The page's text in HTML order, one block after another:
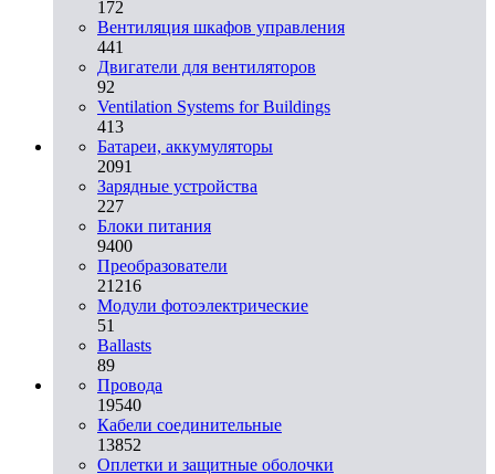
172
Вентиляция шкафов управления
441
Двигатели для вентиляторов
92
Ventilation Systems for Buildings
413
Батареи, аккумуляторы
2091
Зарядные устройства
227
Блоки питания
9400
Преобразователи
21216
Модули фотоэлектрические
51
Ballasts
89
Провода
19540
Кабели соединительные
13852
Оплетки и защитные оболочки